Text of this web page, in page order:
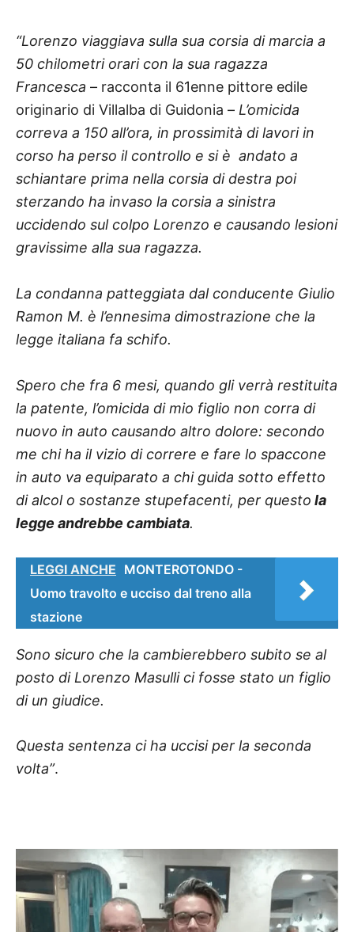
“Lorenzo viaggiava sulla sua corsia di marcia a
50 chilometri orari con la sua ragazza
Francesca – racconta il 61enne pittore edile
originario di Villalba di Guidonia – L’omicida
correva a 150 all’ora, in prossimità di lavori in
corso ha perso il controllo e si è andato a
schiantare prima nella corsia di destra poi
sterzando ha invaso la corsia a sinistra
uccidendo sul colpo Lorenzo e causando lesioni
gravissime alla sua ragazza.
La condanna patteggiata dal conducente Giulio
Ramon M. è l’ennesima dimostrazione che la
legge italiana fa schifo.
Spero che fra 6 mesi, quando gli verrà restituita
la patente, l’omicida di mio figlio non corra di
nuovo in auto causando altro dolore: secondo
me chi ha il vizio di correre e fare lo spaccone
in auto va equiparato a chi guida sotto effetto
di alcol o sostanze stupefacenti, per questo la
legge andrebbe cambiata.
LEGGI ANCHE MONTEROTONDO -
Uomo travolto e ucciso dal treno alla
stazione
Sono sicuro che la cambierebbero subito se al
posto di Lorenzo Masulli ci fosse stato un figlio
di un giudice.
Questa sentenza ci ha uccisi per la seconda
volta”.